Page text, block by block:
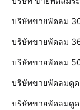
บริษัทขายพัดลม
บริษัทขายพัดลม
บริษัทขายพัดลม
บริษัทขายพัดลมดู
บริษัทขายพัดลมดู